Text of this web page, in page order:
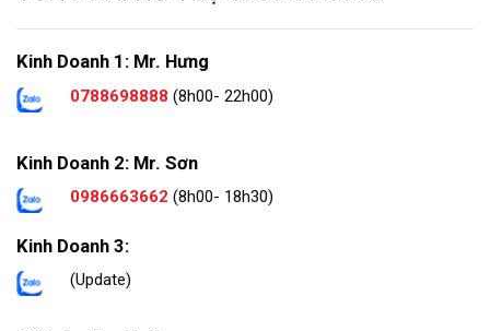
Kinh Doanh 1: Mr. Hưng
0788698888 (8h00- 22h00)
Kinh Doanh 2: Mr. Sơn
0986663662 (8h00- 18h30)
Kinh Doanh 3:
(Update)